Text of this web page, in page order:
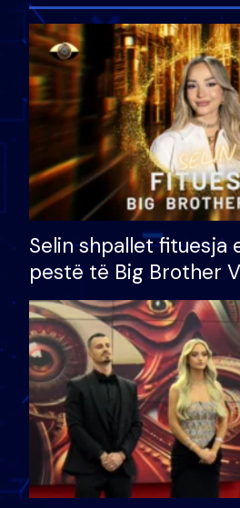
Selin shpallet fituesja
pestë të Big Brother
çmimin e madh prej